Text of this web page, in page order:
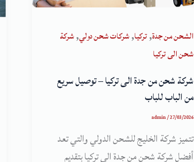
الشحن من جدة,تركيا,شركات شحن دولي,شركة
شحن الى تركيا
شركة شحن من جدة الى تركيا – توصيل سريع
من الباب للباب
admin/27/03/2026
تتميز شركة الخليج للشحن الدولي والتي تعد
أفضل شركة شحن من جدة الى تركيا بتقديم